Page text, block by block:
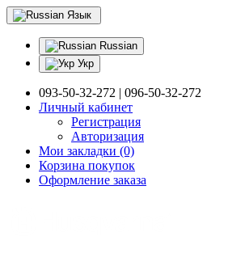
Язык
Russian
Укр
093-50-32-272 | 096-50-32-272
Личный кабинет
Регистрация
Авторизация
Мои закладки (0)
Корзина покупок
Оформление заказа